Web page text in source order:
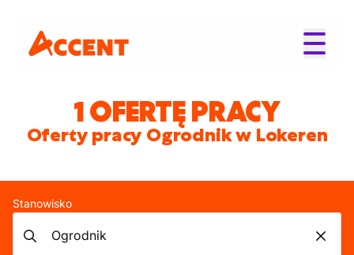
1 OFERTĘ PRACY
Oferty pracy Ogrodnik w Lokeren
Stanowisko